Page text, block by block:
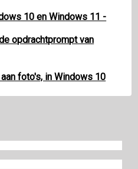
10 en Windows 11 -
opdrachtprompt van
foto's, in Windows 10